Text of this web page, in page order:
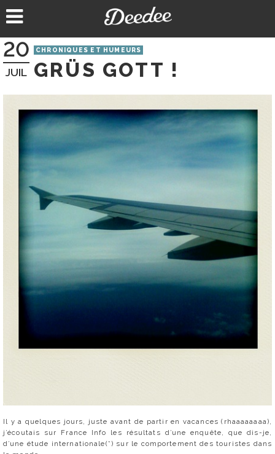
au
20
JUIL
CHRONIQUES ET HUMEURS
GRÜS GOTT !
Il y a quelques jours, juste avant de partir en vacances (rhaaaaaaaa),
j’écoutais sur France Info les résultats d’une enquête, que dis-je,
d’une étude internationale(*) sur le comportement des touristes dans